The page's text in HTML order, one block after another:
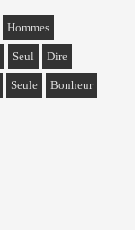
Hommes
Seul Dire
Seule Bonheur